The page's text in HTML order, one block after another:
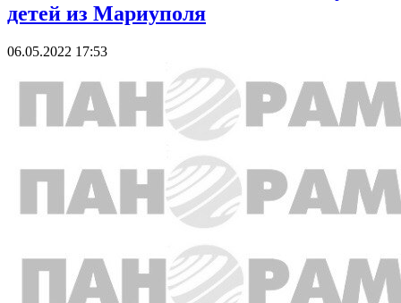
детей из Мариуполя
06.05.2022 17:53